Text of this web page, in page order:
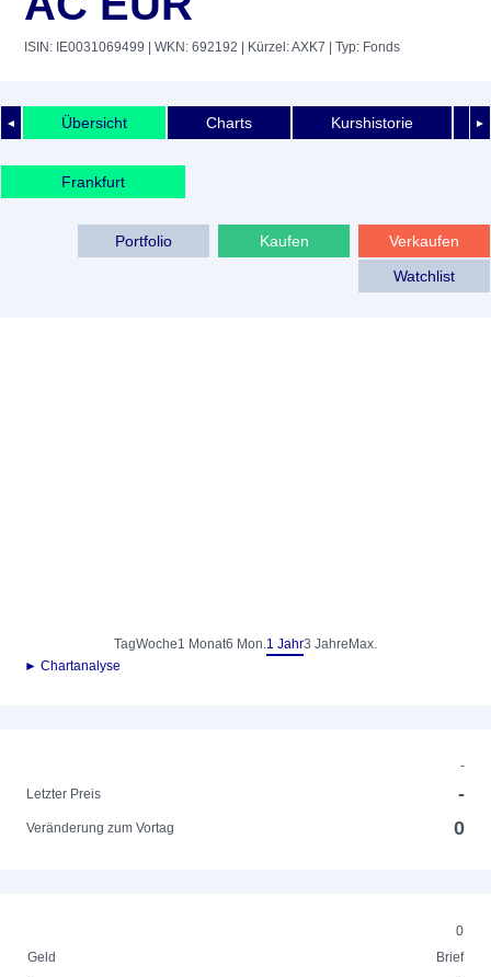
ISIN: IE0031069499 | WKN: 692192 | Kürzel: AXK7 | Typ: Fonds
◄ ►
Übersicht Charts Kurshistorie
Frankfurt
Verkaufen
Kaufen
Portfolio
Watchlist
TagWoche1 Monat6 Mon.1 Jahr3 Jahre Max.
► Chartanalyse
-
Letzter Preis
-
Veränderung zum Vortag 0
0
Geld
Brief